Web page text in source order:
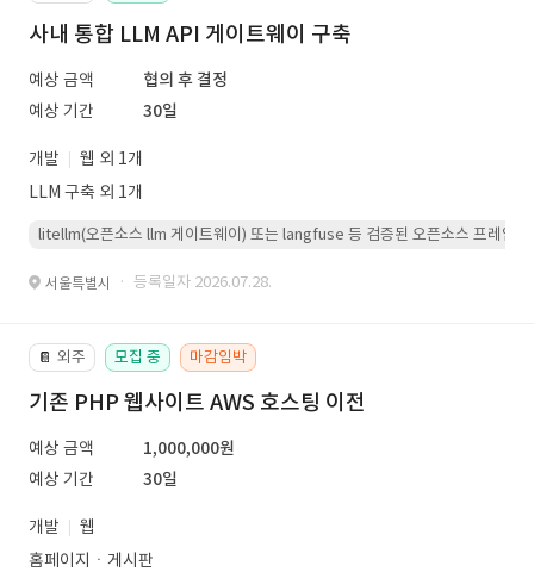
사내 통합 LLM API 게이트웨이 구축
예상 금액
협의 후 결정
예상 기간
30일
개발
웹 외 1개
LLM 구축 외 1개
litellm(오픈소스 llm 게이트웨이) 또는 langfuse 등 검증된 오픈소스 프레임워
서울특별시 · 등록일자 2026.07.28.
📔 외주 모집 중 마감임박
기존 PHP 웹사이트 AWS 호스팅 이전
예상 금액
1,000,000원
예상 기간
30일
개발
웹
홈페이지ㆍ게시판